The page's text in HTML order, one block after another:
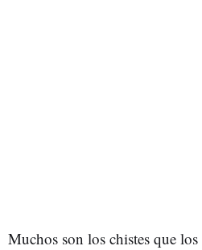
Muchos son los chistes que